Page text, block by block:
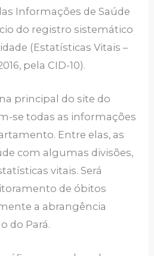
Informações de Saúde
do registro sistemático
(Estatísticas Vitais –
pela CID-10).
principal do site do
se todas as informações
Entre elas, as
com algumas divisões,
vitais. Será
de óbitos
a abrangência
do Pará.